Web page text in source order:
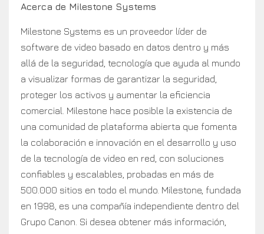
Acerca de Milestone Systems
Milestone Systems es un proveedor líder de
software de video basado en datos dentro y más
allá de la seguridad, tecnología que ayuda al mundo
a visualizar formas de garantizar la seguridad,
proteger los activos y aumentar la eficiencia
comercial. Milestone hace posible la existencia de
una comunidad de plataforma abierta que fomenta
la colaboración e innovación en el desarrollo y uso
de la tecnología de video en red, con soluciones
confiables y escalables, probadas en más de
500.000 sitios en todo el mundo. Milestone, fundada
en 1998, es una compañía independiente dentro del
Grupo Canon. Si desea obtener más información,